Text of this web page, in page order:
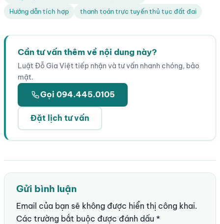
Hướng dẫn tích hợp
thanh toán trực tuyến thủ tục đất đai
Cần tư vấn thêm về nội dung này?
Luật Đỗ Gia Việt tiếp nhận và tư vấn nhanh chóng, bảo
mật.
Gọi 094.445.0105
Đặt lịch tư vấn
Gửi bình luận
Email của bạn sẽ không được hiển thị công khai.
Các trường bắt buộc được đánh dấu *